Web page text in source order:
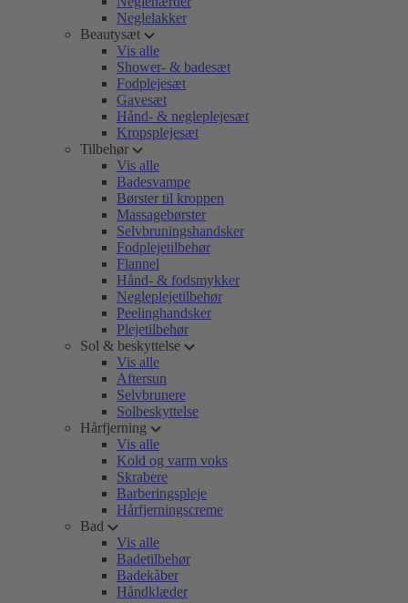
Neglelakker
Beautysæt
Vis alle
Shower- & badesæt
Fodplejesæt
Gavesæt
Hånd- & negleplejesæt
Kropsplejesæt
Tilbehør
Vis alle
Badesvampe
Børster til kroppen
Massagebørster
Selvbruningshandsker
Fodplejetilbehør
Flannel
Hånd- & fodsmykker
Negleplejetilbehør
Peelinghandsker
Plejetilbehør
Sol & beskyttelse
Vis alle
Aftersun
Selvbrunere
Solbeskyttelse
Hårfjerning
Vis alle
Kold og varm voks
Skrabere
Barberingspleje
Hårfjerningscreme
Bad
Vis alle
Badetilbehør
Badekåber
Håndklæder